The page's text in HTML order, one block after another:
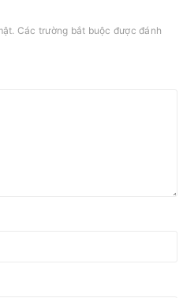
Các trường bắt buộc được đánh